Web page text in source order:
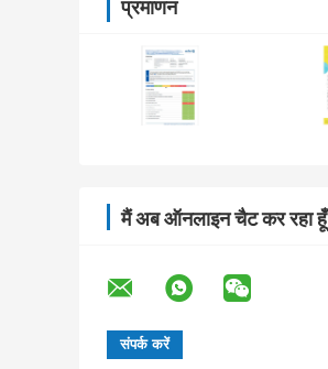
प्रमाणन
मैं अब ऑनलाइन चैट कर रहा हूँ